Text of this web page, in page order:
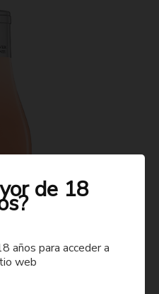
de 18
años para acceder a
web